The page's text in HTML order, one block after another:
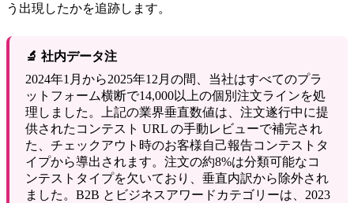
う出現したかを追跡します。
🔬 社内データ注
2024年1月から2025年12月の間、当社はすべてのプラ
ットフォーム横断で14,000以上の個別注文ラインを処
理しました。上記の業界垂直数値は、注文遂行中に提
供されたコンテスト URL の手動レビューで補完され
た、チェックアウト時のお客様自己報告コンテストタ
イプから導出されます。注文の約8%は分類可能なコ
ンテストタイプを欠いており、垂直内訳から除外され
ました。B2B とビジネスアワードカテゴリーは、2023